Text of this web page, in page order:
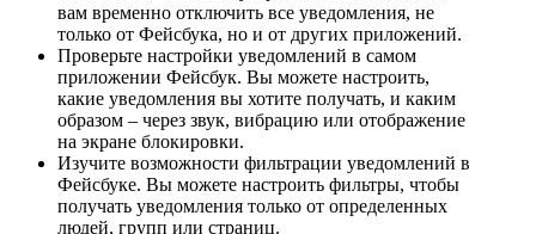
вам временно отключить все уведомления, не
только от Фейсбука, но и от других приложений.
Проверьте настройки уведомлений в самом
приложении Фейсбук. Вы можете настроить,
какие уведомления вы хотите получать, и каким
образом – через звук, вибрацию или отображение
на экране блокировки.
Изучите возможности фильтрации уведомлений в
Фейсбуке. Вы можете настроить фильтры, чтобы
получать уведомления только от определенных
людей, групп или страниц.